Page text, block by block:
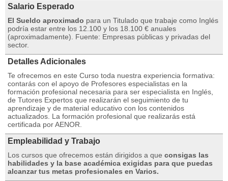
Salario Esperado
El Sueldo aproximado para un Titulado que trabaje como Inglés
podría estar entre los 12.100 y los 18.100 € anuales
(aproximadamente). Fuente: Empresas públicas y privadas del
sector.
Detalles Adicionales
Te ofrecemos en este Curso toda nuestra experiencia formativa:
contarás con el apoyo de Profesores especialistas en la
formación profesional necesaria para ser especialista en Inglés,
de Tutores Expertos que realizarán el seguimiento de tu
aprendizaje y de material educativo con los contenidos
actualizados. La formación profesional que realizarás está
certificada por AENOR.
Empleabilidad y Trabajo
Los cursos que ofrecemos están dirigidos a que consigas las
habilidades y la base académica exigidas para que puedas
alcanzar tus metas profesionales en Varios.